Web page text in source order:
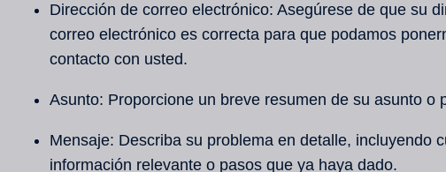
Dirección de correo electrónico: Asegúrese de que su
correo electrónico es correcta para que podamos
contacto con usted.
Asunto: Proporcione un breve resumen de su asunto o
Mensaje: Describa su problema en detalle, incluyendo
información relevante o pasos que ya haya dado.